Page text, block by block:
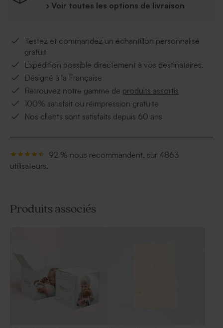
› Voir toutes les options de livraison
Testez et commandez un échantillon personnalisé
gratuit
Expédition possible directement à vos destinataires.
Désigné à la Française
Retrouvez notre gamme de produits assortis
100% satisfait ou réimpression gratuite
Nos clients sont satisfaits depuis 60 ans
92 % nous recommandent, sur 4863
utilisateurs.
Produits associés